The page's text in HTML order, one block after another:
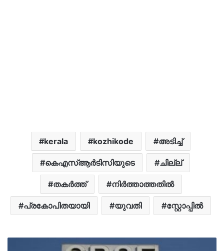
kerala kozhikode അടിച്ച്
കെഎസ്ആർടിസിയുടെ ചില്ല്
തകർത്ത് നിർത്താത്തതിൽ
പ്രകോപിതയായി യുവതി സ്റ്റോപ്പിൽ